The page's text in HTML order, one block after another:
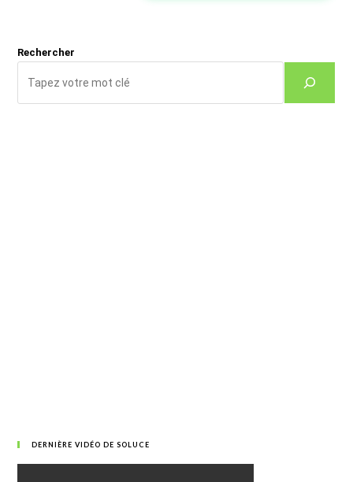
Rechercher
DERNIÈRE VIDÉO DE SOLUCE